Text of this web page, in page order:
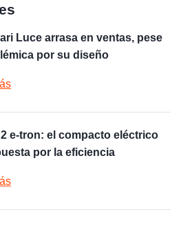
Luce arrasa en ventas, pese
por su diseño
e-tron: el compacto eléctrico
por la eficiencia